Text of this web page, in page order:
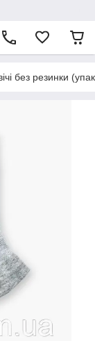
без резинки